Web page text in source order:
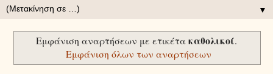
▼
Εμφάνιση αναρτήσεων με ετικέτακαθολικοί.
Εμφάνιση όλων των αναρτήσεων